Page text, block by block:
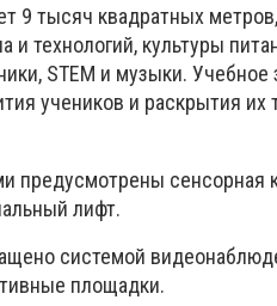
9 тысяч квадратных
технологий, культуры
STEM и музыки. Учебное
учеников и раскрытия их
предусмотрены сенсорная
лифт.
системой
площадки.